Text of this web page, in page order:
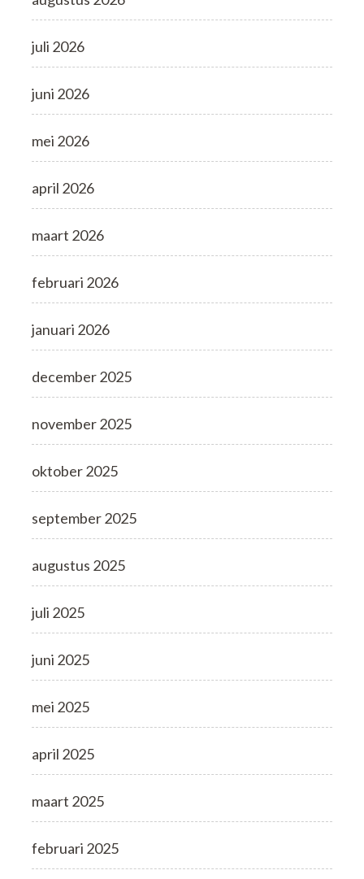
juli 2026
juni 2026
mei 2026
april 2026
maart 2026
februari 2026
januari 2026
december 2025
november 2025
oktober 2025
september 2025
augustus 2025
juli 2025
juni 2025
mei 2025
april 2025
maart 2025
februari 2025